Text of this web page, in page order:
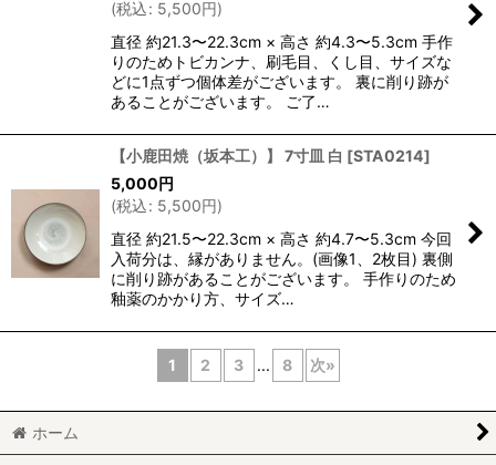
(税込: 5,500円)
直径 約21.3〜22.3cm × 高さ 約4.3〜5.3cm 手作
りのためトビカンナ、刷毛目、くし目、サイズな
どに1点ずつ個体差がございます。 裏に削り跡が
あることがございます。 ご了…
【小鹿田焼（坂本工）】 7寸皿 白 [STA0214]
5,000円
(税込: 5,500円)
直径 約21.5〜22.3cm × 高さ 約4.7〜5.3cm 今回
入荷分は、縁がありません。(画像1、2枚目) 裏側
に削り跡があることがございます。 手作りのため
釉薬のかかり方、サイズ…
1 2 3 ... 8 次»
ホーム